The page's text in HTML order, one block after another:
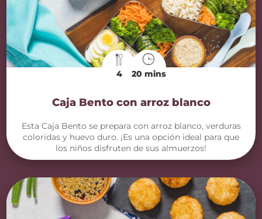
4 20 mins
Caja Bento con arroz blanco
Esta Caja Bento se prepara con arroz blanco, verduras
coloridas y huevo duro. ¡Es una opción ideal para que
los niños disfruten de sus almuerzos!